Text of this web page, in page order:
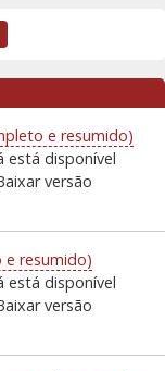
e resumido)
está disponível
versão
e resumido)
está disponível
versão